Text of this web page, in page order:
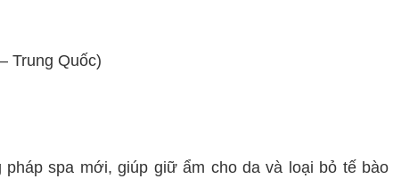
Trung Quốc)
spa mới, giúp giữ ẩm cho da và loại bỏ tế bào